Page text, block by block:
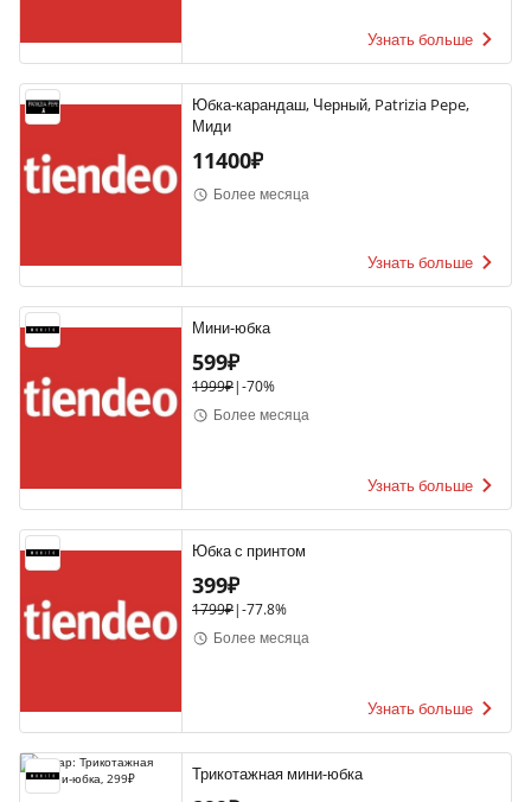
Узнать больше
Юбка-карандаш, Черный, Patrizia Pepe,
Миди
11400₽
Более месяца
Узнать больше
Мини-юбка
599₽
1999₽|-70%
Более месяца
Узнать больше
Юбка с принтом
399₽
1799₽|-77.8%
Более месяца
Узнать больше
Трикотажная мини-юбка